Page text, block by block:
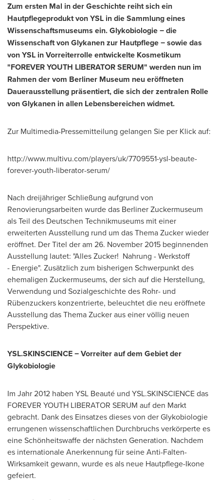
Zum ersten Mal in der Geschichte reiht sichein
Hautpflegeprodukt von YSL in die Sammlungeines
Wissenschaftsmuseums ein. Glykobiologie − die
Wissenschaft von Glykanen zur Hautpflege − sowie das
von YSL in Vorreiterrolle entwickelte Kosmetikum
"FOREVER YOUTH LIBERATOR SERUM" werden nun im
Rahmen der vom Berliner Museum neu eröffneten
Dauerausstellung präsentiert, die sich der zentralen Rolle
von Glykanen in allen Lebensbereichen widmet.
Zur Multimedia-Pressemitteilung gelangen Sie per Klick auf:
http://www.multivu.com/players/uk/7709551-ysl-beaute-
forever-youth-liberator-serum/
Nach dreijähriger Schließung aufgrund von
Renovierungsarbeiten wurde das Berliner Zuckermuseum
als Teil des Deutschen Technikmuseums mit einer
erweiterten Ausstellung rund um dasThema Zuckerwieder
eröffnet. Der Titel deram 26. November 2015 beginnenden
Ausstellung lautet: "Alles Zucker! Nahrung - Werkstoff
- Energie". Zusätzlich zum bisherigen Schwerpunkt des
ehemaligen Zuckermuseums, der sich auf die Herstellung,
Verwendung und Sozialgeschichte des Rohr- und
Rübenzuckers konzentrierte, beleuchtet die neu eröffnete
Ausstellung dasThema Zuckeraus einer völlig neuen
Perspektive.
YSL.SKINSCIENCE − Vorreiter auf dem Gebiet der
Glykobiologie
Im Jahr2012 haben YSL Beauté und YSL.SKINSCIENCE das
FOREVER YOUTH LIBERATOR SERUM auf den Markt
gebracht. Dank des Einsatzes dieses von der Glykobiologie
errungenen wissenschaftlichen Durchbruchs verkörperte es
eine Schönheitswaffe der nächsten Generation. Nachdem
es internationale Anerkennung für seine Anti-Falten-
Wirksamkeit gewann, wurde es als neue Hautpflege-Ikone
gefeiert.